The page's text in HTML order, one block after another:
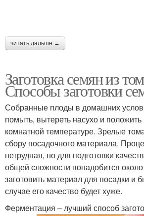
читать дальше →
Заготовка семян из
Способы заготовки
Собранные плоды в домашних
помыть, вытереть насухо и
комнатной температуре. Зрелые
сбору посадочного материала.
нетрудная, но для подготовки
общей сложности понадобится
заготовить материал для посадки и
случае его качество будет хуже.
Ферментация – лучший способ